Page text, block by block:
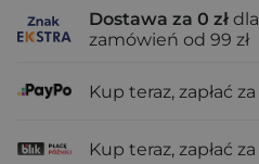
Dostawa za 0 zł dla
zamówień od 99 zł
Kup teraz, zapłać za
Kup teraz, zapłać za